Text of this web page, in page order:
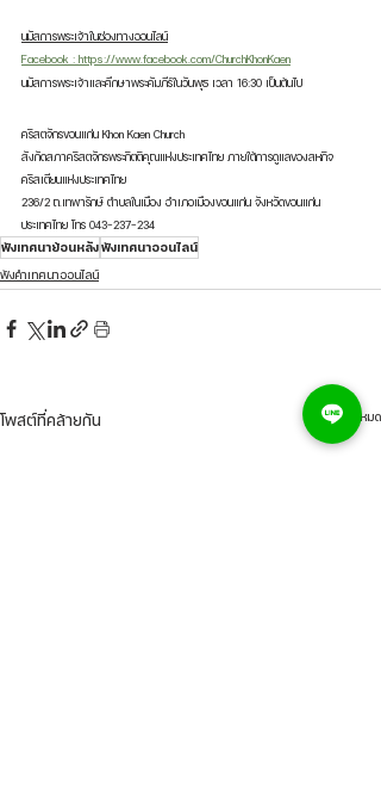
นมัสการพระเจ้าในช่องทางออนไลน์
Facebook : https://www.facebook.com/ChurchKhonKaen
นมัสการพระเจ้าและศึกษาพระคัมภีร์ในวันพุธ เวลา 16:30 เป็นต้นไป
คริสตจักรขอนแก่น Khon Kaen Church
สังกัดสภาคริสตจักรพระกิตติคุณแห่งประเทศไทย ภายใต้การดูแลของสหกิจ
คริสเตียนแห่งประเทศไทย
236/2 ถ.เทพารักษ์ ตำบลในเมือง อำเภอเมืองขอนแก่น จังหวัดขอนแก่น
ประเทศไทย โทร 043-237-234
ฟังเทศนาย้อนหลังฟังเทศนาออนไลน์
ฟังคำเทศนาออนไลน์
โพสต์ที่คล้ายกัน ดูทั้งหมด